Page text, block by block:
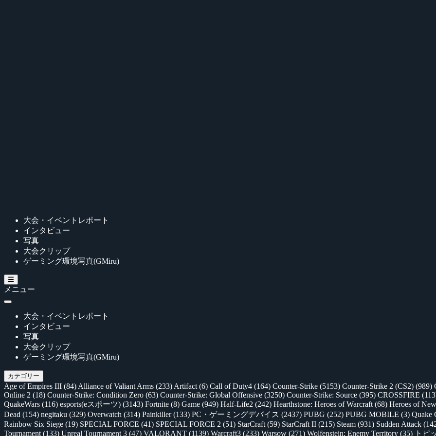
大会・イベントレポート
インタビュー
写真
大会クリップ
ゲーミング環境写真(GMiru)
メニュー
大会・イベントレポート
インタビュー
写真
大会クリップ
ゲーミング環境写真(GMiru)
カテゴリー
Age of Empires III (84) Alliance of Valiant Arms (233) Artifact (6) Call of Duty4 (164) Counter-Strike (5153) Counter-Strike 2 (CS2) (989)
Online 2 (18) Counter-Strike: Condition Zero (63) Counter-Strike: Global Offensive (3250) Counter-Strike: Source (395) CROSSFIRE
QuakeWars (116) esports(eスポーツ) (3143) Fortnite (8) Game (949) Half-Life2 (242) Hearthstone: Heroes of Warcraft (68) Heroes of
Dead (154) negitaku (329) Overwatch (314) Painkiller(133) PC・ゲーミングデバイス (2437) PUBG (252) PUBG MOBILE (3) Quake
Rainbow Six Siege (19) SPECIAL FORCE (41) SPECIAL FORCE 2 (51) StarCraft (59) StarCraft II (215) Steam (931) Sudden Attack
Tournament (133) Unreal Tournament 3 (47) VALORANT (1139) Warcraft3 (233) Warsow (271) Wolfenstein: Enemy Territory (35) トピ